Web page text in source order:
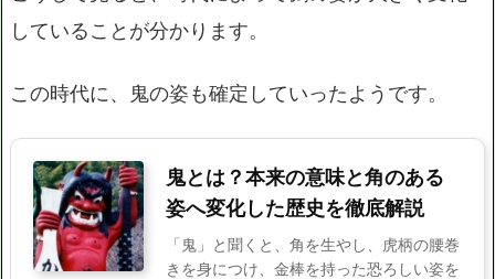
していることが分かります。
この時代に、鬼の姿も確定していったようです。
鬼とは？本来の意味と角のある
姿へ変化した歴史を徹底解説
「鬼」と聞くと、角を生やし、虎柄の腰巻
きを身につけ、金棒を持った恐ろしい姿を